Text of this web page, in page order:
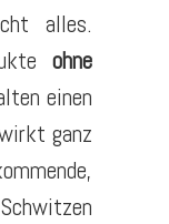
alles.
ohne
einen
ganz